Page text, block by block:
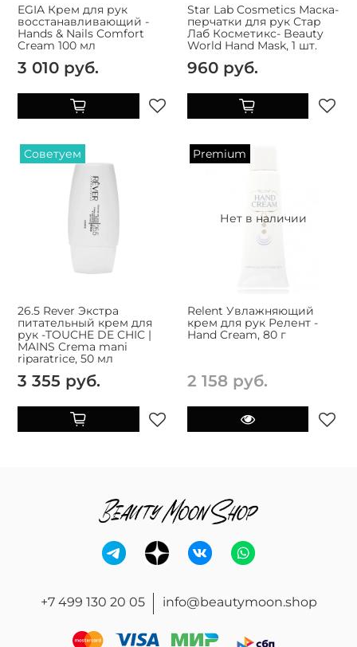
EGIA Крем для рук
восстанавливающий -
Hands & Nails Comfort
Cream 100 мл
3 010 руб.
Star Lab Cosmetics Маска-
перчатки для рук Стар
Лаб Косметикс- Beauty
World Hand Mask, 1 шт.
960 руб.
Советуем
26.5 Rever Экстра
питательный крем для
рук -TOUCHE DE CHIC |
MAINS Crema mani
riparatrice, 50 мл
3 355 руб.
Нет в наличии
Premium
Relent Увлажняющий
крем для рук Релент -
Hand Cream, 80 г
2 158 руб.
+7 499 130 20 05 info@beautymoon.shop